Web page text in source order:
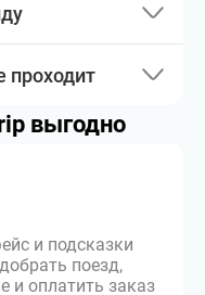
проходит
выгодно
и подсказки
поезд,
и оплатить заказ